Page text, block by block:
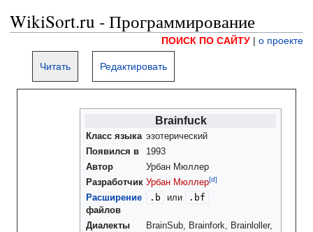
WikiSort.ru - Программирование
ПОИСК ПО САЙТУ | о проекте
Читать Редактировать
Brainfuck
Класс языка эзотерический
Появился в
1993
Автор
Урбан Мюллер
Разработчик Урбан Мюллер[d]
Расширение
файлов
.b или .bf
Диалекты
BrainSub, Brainfork, Brainloller,